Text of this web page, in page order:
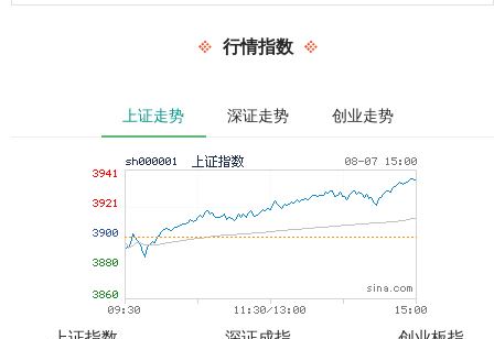
行情指数
上证走势 深证走势 创业走势